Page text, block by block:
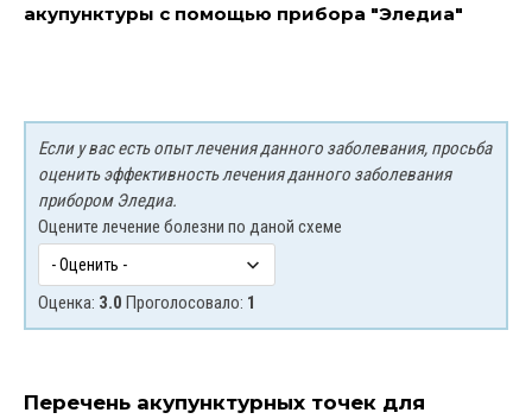
акупунктуры с помощью прибора "Эледиа"
Если у вас есть опыт лечения данного заболевания, просьба
оценить эффективность лечения данного заболевания
прибором Эледиа.
Оцените лечение болезни по даной схеме
Оценка: 3.0 Проголосовало: 1
Перечень акупунктурных точек для